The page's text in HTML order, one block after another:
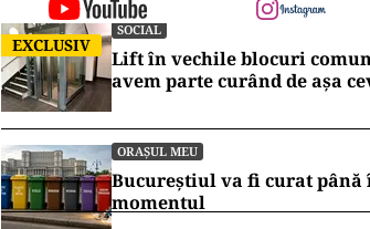
EXCLUSIV
SOCIAL
Lift în vechile blocuri
avem parte curând de așa
ORAȘUL MEU
Bucureștiul va fi curat până
momentul